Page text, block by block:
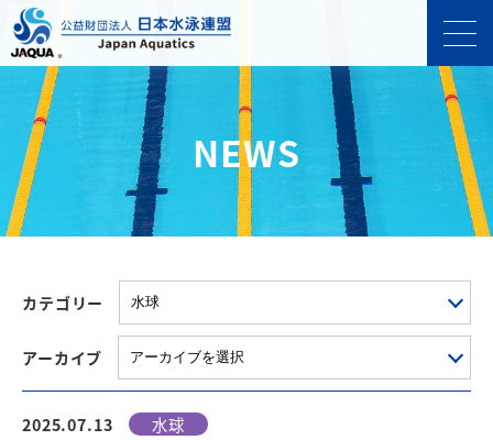
NEWS
カテゴリー
アーカイブ
2025.07.13 水球